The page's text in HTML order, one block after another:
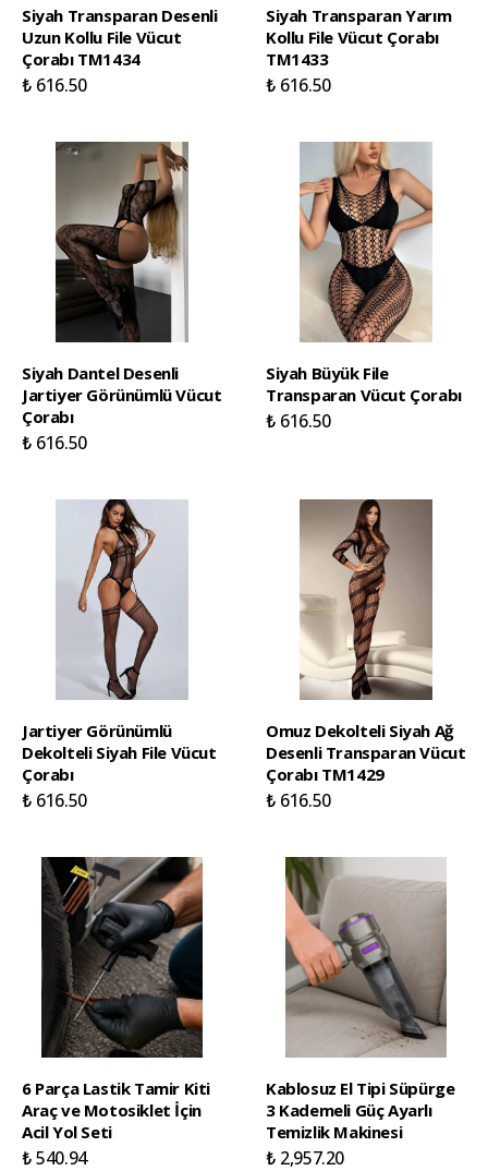
Siyah Transparan Desenli
Uzun Kollu File Vücut
Çorabı TM1434
₺ 616.50
Siyah Transparan Yarım
Kollu File Vücut Çorabı
TM1433
₺ 616.50
Siyah Dantel Desenli
Jartiyer Görünümlü Vücut
Çorabı
₺ 616.50
Siyah Büyük File
Transparan Vücut Çorabı
₺ 616.50
Jartiyer Görünümlü
Dekolteli Siyah File Vücut
Çorabı
₺ 616.50
Omuz Dekolteli Siyah Ağ
Desenli Transparan Vücut
Çorabı TM1429
₺ 616.50
6 Parça Lastik Tamir Kiti
Araç ve Motosiklet İçin
Acil Yol Seti
₺ 540.94
Kablosuz El Tipi Süpürge
3 Kademeli Güç Ayarlı
Temizlik Makinesi
₺ 2,957.20